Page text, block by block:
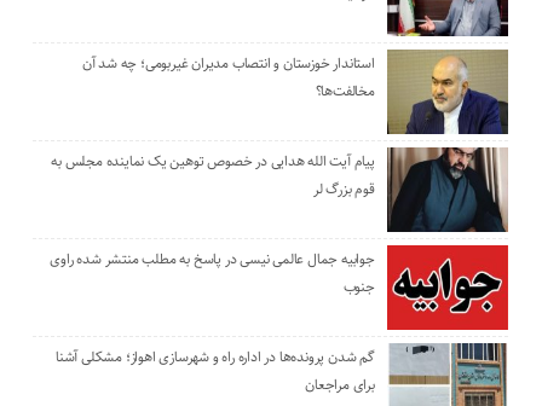
استاندار خوزستان و انتصاب مدیران غیربومی؛ چه شد آن
مخالفت‌ها؟
پیام آیت الله هدایی در خصوص توهین یک نماینده مجلس به
قوم بزرگ لر
جوابیه جمال عالمی نیسی در پاسخ به مطلب منتشر شده راوی
جنوب
گم شدن پرونده‌ها در اداره راه و شهرسازی اهواز؛ مشکلی آشنا
برای مراجعان